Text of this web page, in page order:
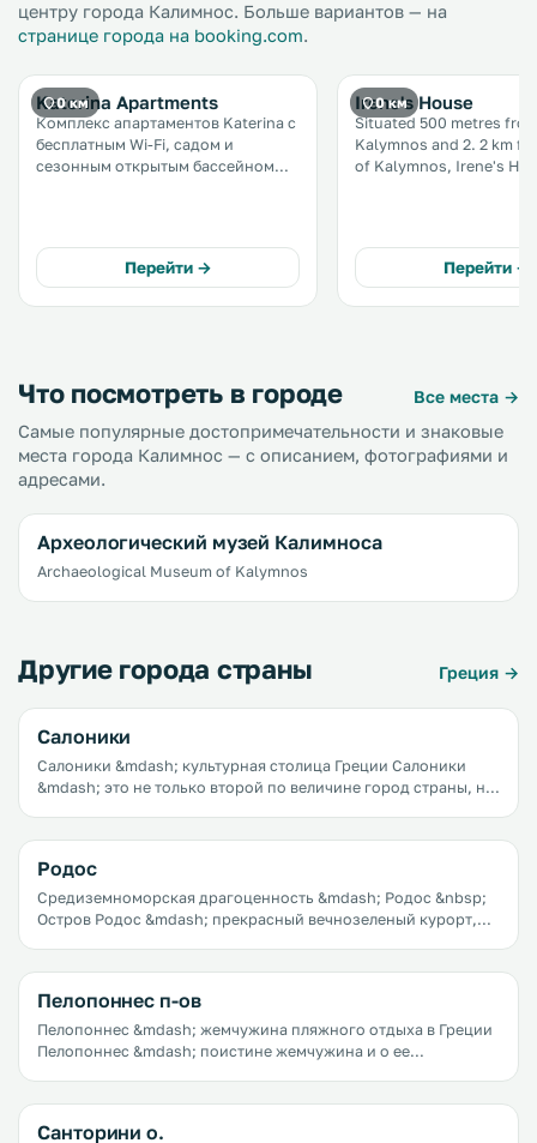
центру города Калимнос. Больше вариантов — на
странице города на booking.com.
0 км
Katerina Apartments
Комплекс апартаментов Katerina с
бесплатным Wi-Fi, садом и
сезонным открытым бассейном
частная парковка на территории. .
Перейти →
0 км
Irene's House
Situated 500 metres
Kalymnos and 2. 2 km
of Kalymnos, Irene's
is provided . .
Перейти →
Что посмотреть в городе
Все места →
Самые популярные достопримечательности и знаковые
места города Калимнос — с описанием, фотографиями и
адресами.
Археологический музей Калимноса
Archaeological Museum of Kalymnos
Другие города страны Греция →
Салоники
Салоники &mdash; культурная столица Греции Салоники
&mdash; это не только второй по величине город страны, не
будто потерялись на фоне таких значимых курортных
жемчужин Греции, как Крит или Санторини, но это вовсе не
делает их менее привлекательными.
Родос
Средиземноморская драгоценность &mdash; Родос &nbsp;
Остров Родос &mdash; прекрасный вечнозеленый курорт,
Пелопоннес п-ов
Пелопоннес &mdash; жемчужина пляжного отдыха в Греции
Пелопоннес &mdash; поистине жемчужина и о ее
Санторини о.